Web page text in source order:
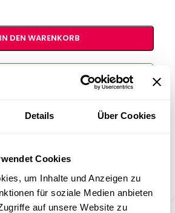
Details Über Cookies
Cookies
um Inhalte und Anzeigen zu
für soziale Medien anbieten
auf unsere Website zu
IN DEN WARENKORB
B2B-Angebot
anfordern